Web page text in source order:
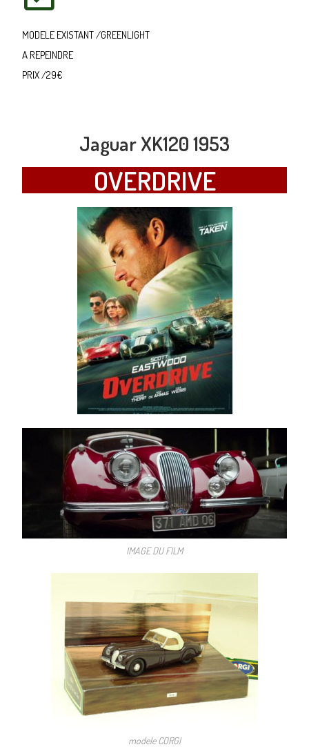
MODELE EXISTANT /GREENLIGHT
A REPEINDRE
PRIX /29€
Jaguar XK120 1953
OVERDRIVE
IMAGE DU FILM
modele CORGI